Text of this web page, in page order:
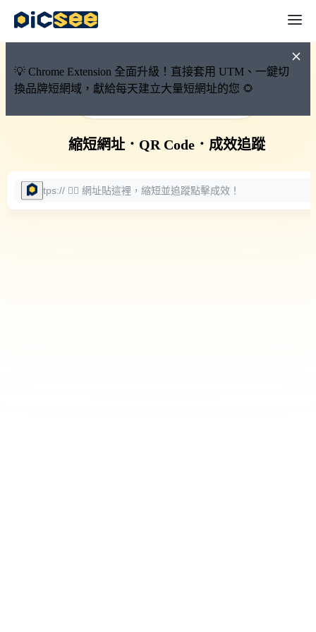
💡 Chrome Extension 全面升級！直接套用 UTM、一鍵切
換品牌短網域，獻給每天建立大量短網址的您 🌻
🚀 PicSee 短網址永久有效
縮短網址． QR Code． 成效追蹤